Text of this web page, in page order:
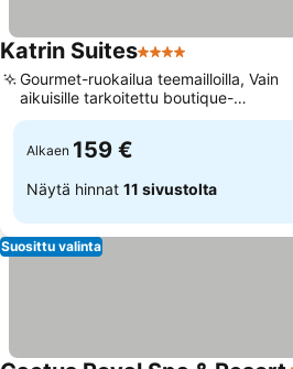
Katrin Suites4 Tähtiluokitus
Gourmet-ruokailua teemailloilla, Vain
aikuisille tarkoitettu boutique-
hotellikokemus
Alkaen 159 €
Näytä hinnat 11 sivustolta
Suosittu valinta